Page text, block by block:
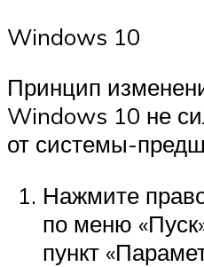
Windows 10
Принцип
Windows 10 не
от системы-
Нажмите
по меню
пункт